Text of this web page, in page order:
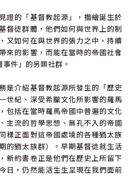
及、向下給予／207
線」／210
洗／214
變革／221
態的另類社群233
躍／236
244
態的反抗／256
證的「基督教起源」，描繪誕生於
督徒群體，他們如何與世界上的制
又如何在與世界的張力之中，持續
來的影響，而能在當時的帝國社會
件」的另類社群。
是介紹基督教起源所發生的「歷史
世紀、深受希臘文化所影響的羅馬
包括在當時羅馬帝國中普遍的文化
主流的哲學思想、無孔不入的帝國
樣正面對這帝國處境的各種猶太族
的猶太族群）。早期基督徒就生活
新約書卷正是他們在歷史上所留下
日，仍然能活生生呈現在我們面前